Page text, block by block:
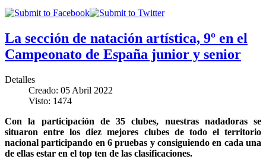
La sección de natación artística, 9º en el
Campeonato de España junior y senior
Detalles
Creado: 05 Abril 2022
Visto: 1474
Con la participación de 35 clubes, nuestras nadadoras se
situaron entre los diez mejores clubes de todo el territorio
nacional participando en 6 pruebas y consiguiendo en cada una
de ellas estar en el top ten de las clasificaciones.